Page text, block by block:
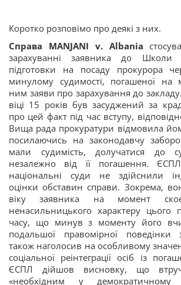
Коротко розповімо про деякі з них.
Справа MANJANI v. Albania
зарахуванні заявника до Школи
підготовки на посаду прокурора
минулому судимості, погашеної на
ним заяви про зарахування до
віці 15 років був засуджений за
про цей факт під час вступу,
Вища рада прокуратури відмовила
посилаючись на законодавчу
мали судимість, долучатися до
незалежно від її погашення.
національні суди не здійснили
оцінки обставин справи. Зокрема,
віку заявника на момент
ненасильницького характеру цього
часу, що минув з моменту його
подальшої правомірної
також наголосив на особливому
соціальної реінтеграції осіб із
ЄСПЛ дійшов висновку, що
«необхідним у демократичному